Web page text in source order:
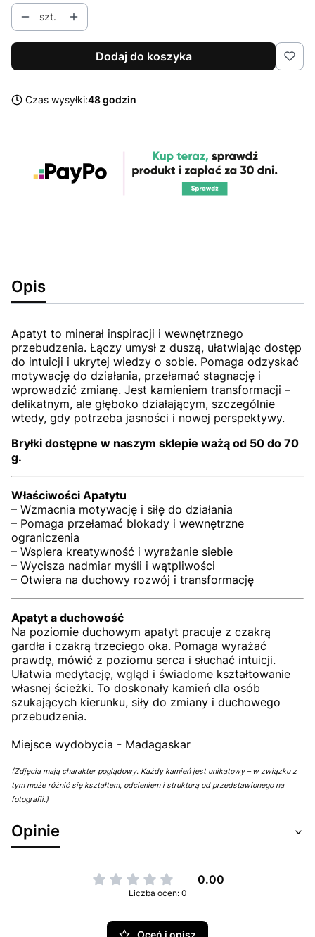
szt.
Dodaj do koszyka
Czas wysyłki:48 godzin
Opis
Apatyt to minerał inspiracji i wewnętrznego
przebudzenia. Łączy umysł z duszą, ułatwiając dostęp
do intuicji i ukrytej wiedzy o sobie. Pomaga odzyskać
motywację do działania, przełamać stagnację i
wprowadzić zmianę. Jest kamieniem transformacji –
delikatnym, ale głęboko działającym, szczególnie
wtedy, gdy potrzeba jasności i nowej perspektywy.
Bryłki dostępne w naszym sklepie ważą od 50 do 70
g.
Właściwości Apatytu
– Wzmacnia motywację i siłę do działania
– Pomaga przełamać blokady i wewnętrzne
ograniczenia
– Wspiera kreatywność i wyrażanie siebie
– Wycisza nadmiar myśli i wątpliwości
– Otwiera na duchowy rozwój i transformację
Apatyt a duchowość
Na poziomie duchowym apatyt pracuje z czakrą
gardła i czakrą trzeciego oka. Pomaga wyrażać
prawdę, mówić z poziomu serca i słuchać intuicji.
Ułatwia medytację, wgląd i świadome kształtowanie
własnej ścieżki. To doskonały kamień dla osób
szukających kierunku, siły do zmiany i duchowego
przebudzenia.
Miejsce wydobycia - Madagaskar
(Zdjęcia mają charakter poglądowy. Każdy kamień jest unikatowy – w związku z
tym może różnić się kształtem, odcieniem i strukturą od przedstawionego na
fotografii.)
Opinie
0.00
Liczba ocen: 0
Oceń i opisz